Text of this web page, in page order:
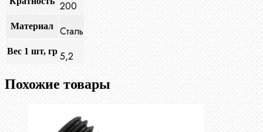
200
Материал Сталь
Вес 1 шт, гр 5,2
Похожие товары